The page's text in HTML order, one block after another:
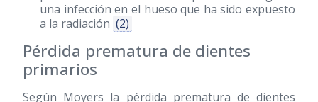
una infección en el hueso que ha sido expuesto
a la radiación (2)
Pérdida prematura de dientes
primarios
Según Moyers la pérdida prematura de dientes